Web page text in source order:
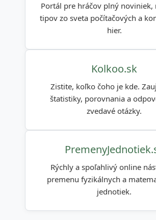
Portál pre hráčov plný noviniek,
tipov zo sveta počítačových a
hier.
Kolkoo.sk
Zistite, koľko čoho je kde.
štatistiky, porovnania a
zvedavé otázky.
Rýchly a spoľahlivý online
premenu fyzikálnych a
jednotiek.